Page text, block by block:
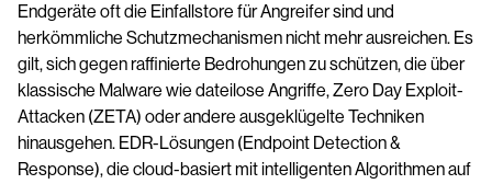
Endgeräte oft die Einfallstore für Angreifer sind und
herkömmliche Schutzmechanismen nicht mehr ausreichen. Es
gilt, sich gegen raffinierte Bedrohungen zu schützen, die über
klassische Malware wie dateilose Angriffe, Zero Day Exploit-
Attacken (ZETA) oder andere ausgeklügelte Techniken
hinausgehen. EDR-Lösungen (Endpoint Detection &
Response), die cloud-basiert mit intelligenten Algorithmen auf